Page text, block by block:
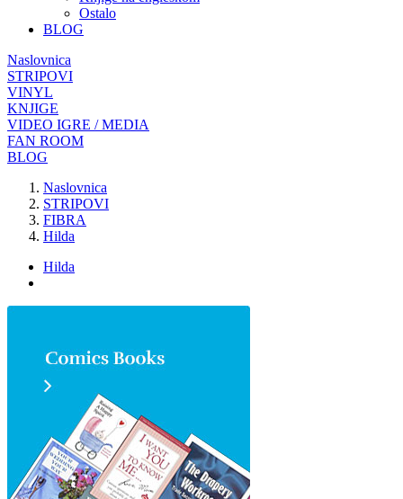
Ostalo
BLOG
Naslovnica
STRIPOVI
VINYL
KNJIGE
VIDEO IGRE / MEDIA
FAN ROOM
BLOG
Naslovnica
STRIPOVI
FIBRA
Hilda
Hilda